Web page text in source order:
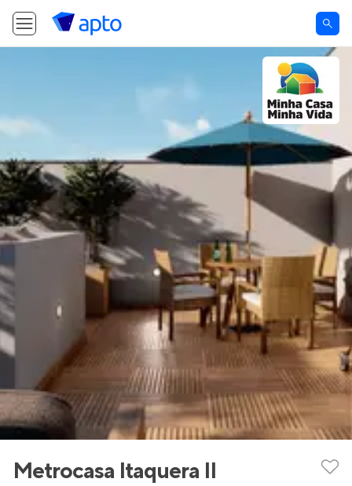
Metrocasa Itaquera II